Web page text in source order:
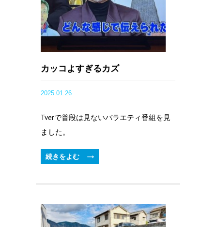
カッコよすぎるカズ
2025.01.26
Tverで普段は見ないバラエティ番組を見
ました。
続きをよむ